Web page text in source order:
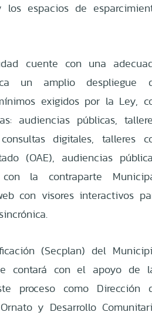
espacios de
cuente con una
un amplio despliegue
exigidos por la Ley,
audiencias públicas,
digitales, talleres
(OAE), audiencias
la contraparte
con visores interactivos
(Secplan) del
contará con el apoyo de
proceso como Dirección
y Desarrollo